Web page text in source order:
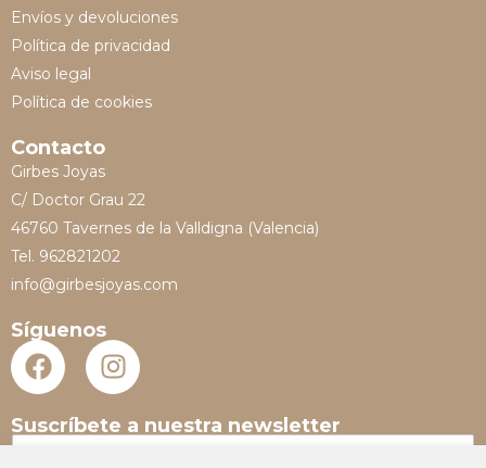
Envíos y devoluciones
Política de privacidad
Aviso legal
Política de cookies
Contacto
Girbes Joyas
C/ Doctor Grau 22
46760 Tavernes de la Valldigna (Valencia)
Tel. 962821202
info@girbesjoyas.com
Síguenos
Suscríbete a nuestra newsletter
N